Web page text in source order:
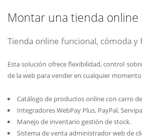
Montar una tienda online
Tienda online funcional, cómoda y
Esta solución ofrece flexibilidad, control
de la web para vender en cualquier
Catálogo de productos online con carro
Integradores WebPay Plus, PayPal,
Manejo de inventario gestión de stock.
Sistema de venta administrador web de